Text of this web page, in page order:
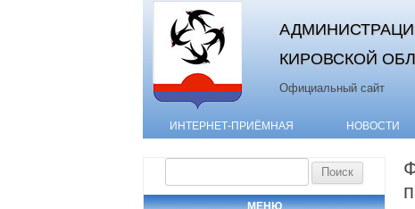
КИРОВСКОЙ
Официальный сайт
ИНТЕРНЕТ-ПРИЁМНАЯ НОВОСТИ
МЕНЮ